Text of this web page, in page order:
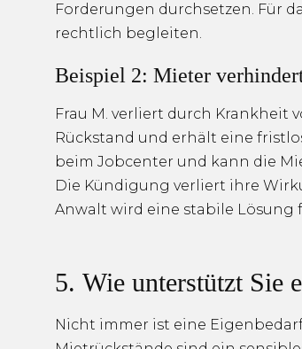
Forderungen durchsetzen. Für
rechtlich begleiten.
Beispiel 2: Mieter
Frau M. verliert durch
Rückstand und erhält eine
beim Jobcenter und kann die
Die Kündigung verliert ihre
Anwalt wird eine stabile Lösung
5. Wie unterstützt Sie
Nicht immer ist eine